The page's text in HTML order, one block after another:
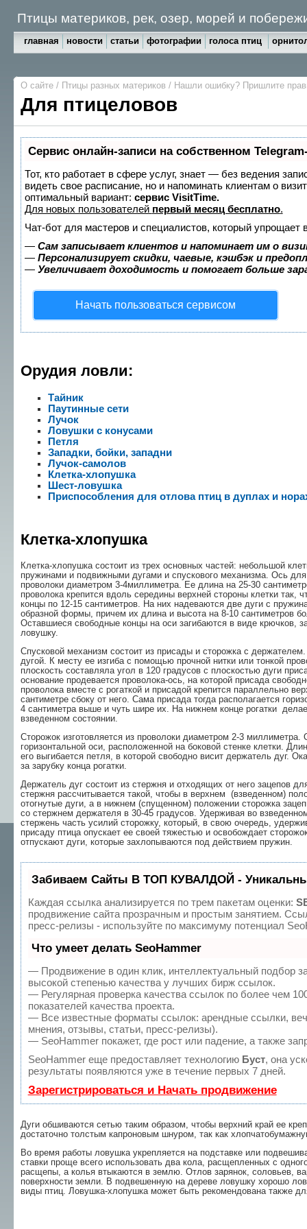
Птицы материков, рек, озер, морей и
главная новости статьи фотографии голоса птиц
О сайте / Птицы разных материков / Нашли ошибку? Пришлите
Для птицеловов
Сервис онлайн-записи на собственном
Тот, кто работает в сфере услуг, знает — без ведения
видеть свое расписание, но и напоминать клиентам о
оптимальный вариант: сервис VisitTime.
Для новых пользователей первый месяц бесплатно.
Чат-бот для мастеров и специалистов, который упрощает
— Сам записывает клиентов и напоминает им о
— Персонализирует скидки, чаевые, кэшбэк и
— Увеличивает доходимость и помогает больше
Начать пользоваться сервисом
Орудия ловли:
Тайник
Паутинные сети
Лучок
Ловушки с конусами
Петля
Западки, бойки, западни
Лучок-самолов
Клетка-хлопушка
Шест-ловушка
Приспособления для отлова птиц в дуплах и
Клетка-хлопушка
Клетка-хлопушка состоит из трех основных ча­стей: небольшой
пружинами и подвижными дугами и спускового механизма. Ось для
проволоки диаметром 3-4миллиметра. Ее длина на 25-30
проволока крепится вдоль середины верх­ней стороны клетки так,
концы по 12-15 сантиметров. На них надеваются две дуги с
образной формы, причем их длина и высота на 8-10 сантиметров
Оставшиеся свободные концы на оси заги­баются в виде крючков,
ловушку.
Спусковой механизм состоит из присады и сторожка с держате­лем.
дугой. К ме­сту ее изгиба с помощью прочной нитки или тонкой
плоскость составляла угол в 120 градусов с плоскостью дуги
основание продевается проволока-ось, на которой присада
проволока вместе с рогаткой и присадой крепится параллельно
сантиметре сбоку от него. Сама присада тогда располагается
4 сантиметра выше и чуть шире их. На нижнем конце рогатки
взведенном состоянии.
Сторожок изготовляется из проволоки диаметром 2-3 миллимет­ра.
горизонтальной оси, расположенной на боковой стенке клетки.
его выгибается петля, в которой свободно висит держатель дуг.
за зарубку конца рогатки.
Держатель дуг состоит из стержня и отходящих от него зацепов
стержня рассчиты­вается такой, чтобы в верхнем (взведенном)
отогнутые дуги, а в нижнем (спущенном) положении сторожка
со стержнем держателя в 30-45 градусов. Удерживая во
стержень часть усилий сторожку, который, в свою очередь,
присаду птица опускает ее своей тяжестью и освобождает
отпускают дуги, которые захлопываются под действием пру­жин.
Забиваем Сайты В ТОП КУВАЛДОЙ -
Каждая ссылка анализируется по трем пакетам оценки:
продвижение сайта прозрачным и простым занятием.
пресс-релизы - используйте по максимуму потенциал
Что умеет делать SeoHammer
— Продвижение в один клик, интеллектуальный подбор
высокой степенью качества у лучших бирж ссылок.
— Регулярная проверка качества ссылок по более чем
показателей качества проекта.
— Все известные форматы ссылок: арендные ссылки,
мнения, отзывы, статьи, пресс-релизы).
— SeoHammer покажет, где рост или падение, а также
SeoHammer еще предоставляет технологию Буст, она
результаты появляются уже в течение первых 7 дней.
Зарегистрироваться и Начать продвижение
Дуги обшиваются сетью таким образом, чтобы верхний край ее
достаточно толстым капроновым шнуром, так как
Во время работы ловушка укрепляет­ся на подставке или
ставки проще всего использовать два ко­ла, расщепленных с
расще­пы, а колья втыкаются в землю. Отлов зарянок, соловьев,
поверхности земли. В подвешенную на дереве ловушку хоро­шо
виды птиц. Ловушка-хло­пушка может быть рекомендована также